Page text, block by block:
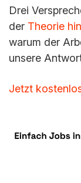
Drei
der Theorie
warum der
unsere
Jetzt